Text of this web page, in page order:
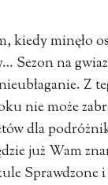
kiedy minęło
Sezon na
Z
nie może
dla
już Wam
Sprawdzone